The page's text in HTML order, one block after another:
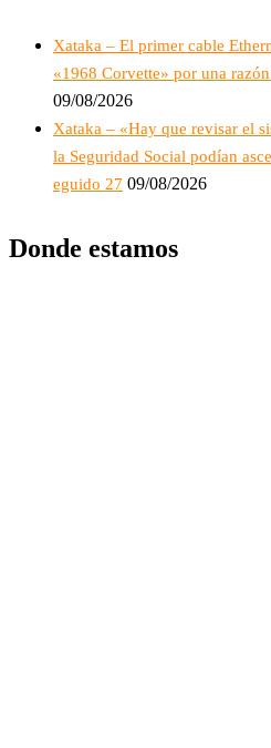
Xataka – El primer cable
«1968 Corvette» por una
09/08/2026
Xataka – «Hay que revisar el
la Seguridad Social podían
eguido 27 09/08/2026
Donde estamos